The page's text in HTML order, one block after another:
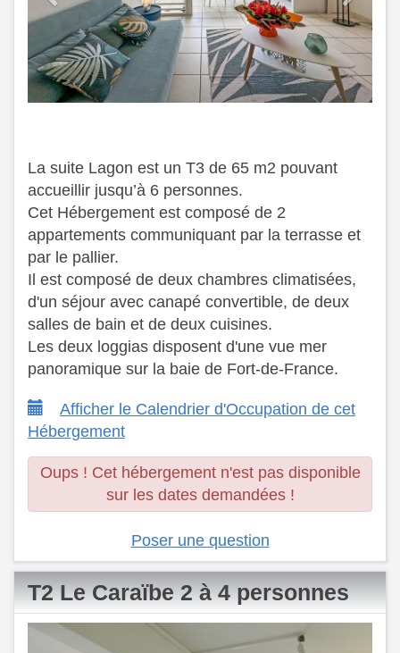
La suite Lagon est un T3 de 65 m2 pouvant
accueillir jusqu’à 6 personnes.
Cet Hébergement est composé de 2
appartements communiquant par la terrasse et
par le pallier.
Il est composé de deux chambres climatisées,
d'un séjour avec canapé convertible, de deux
salles de bain et de deux cuisines.
Les deux loggias disposent d'une vue mer
panoramique sur la baie de Fort-de-France.
Afficher le Calendrier d'Occupation de cet
Hébergement
Oups ! Cet hébergement n'est pas disponible
sur les dates demandées !
Poser une question
T2 Le Caraïbe 2 à 4 personnes
Previous